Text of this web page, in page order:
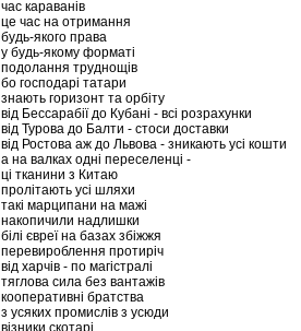
час караванів
це час на отримання
будь-якого права
у будь-якому форматі
подолання труднощів
бо господарі татари
знають горизонт та орбіту
від Бессарабії до Кубані - всі розрахунки
від Турова до Балти - стоси доставки
від Ростова аж до Львова - зникають усі кошти
а на валках одні переселенці -
ці тканини з Китаю
пролітають усі шляхи
такі марципани на мажі
накопичили надлишки
білі євреї на базах збіжжя
перевироблення протиріч
від харчів - по магістралі
тяглова сила без вантажів
кооперативні братства
з усяких промислів з усюди
візники скотарі